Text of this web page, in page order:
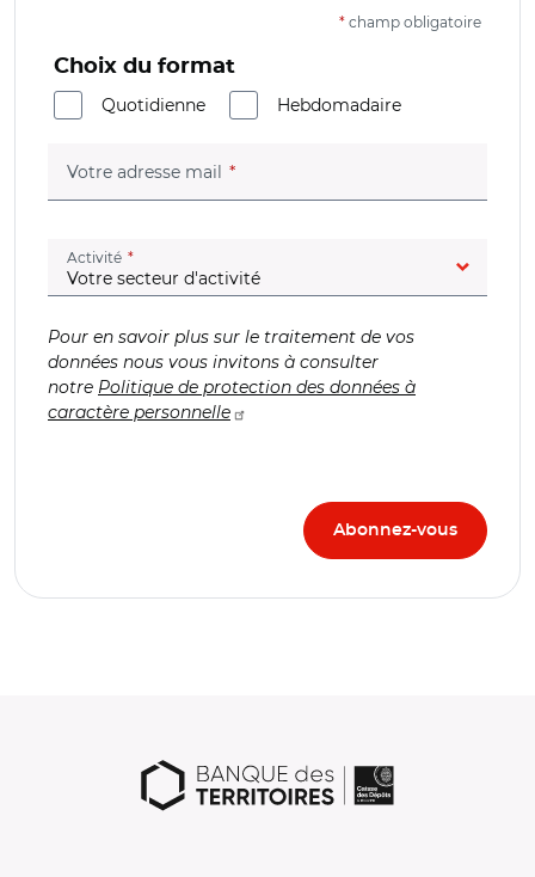
* champ obligatoire
Choix du format
Quotidienne
Hebdomadaire
Votre adresse mail (champ obligatoire)
Activité (champ obligatoire)
Pour en savoir plus sur le traitement de vos
données nous vous invitons à consulter
notre Politique de protection des données à
caractère personnelle